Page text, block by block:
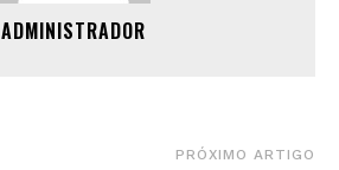
ADMINISTRADOR
PRÓXIMO ARTIGO